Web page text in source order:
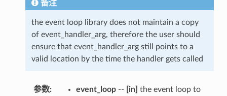
备注
the event loop library does not maintain a copy
of event_handler_arg, therefore the user should
ensure that event_handler_arg still points to a
valid location by the time the handler gets called
参数: event_loop-- [in] the event loop to